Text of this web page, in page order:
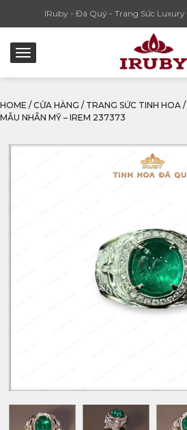
IRuby - Đá Quý - Trang Sức
HOME / CỬA HÀNG / TRANG SỨC TINH HOA /
MẪU NHẪN MỸ – IREM 237373